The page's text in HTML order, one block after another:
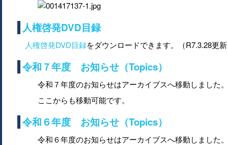
人権啓発DVD目録
人権啓発DVD目録をダウンロードできます。（R7.3.28更
令和７年度 お知らせ（Topics）
令和７年度のお知らせはアーカイブスへ移動しました。
ここからも移動可能です。
令和６年度 お知らせ（Topics）
令和６年度のお知らせはアーカイブスへ移動しました。